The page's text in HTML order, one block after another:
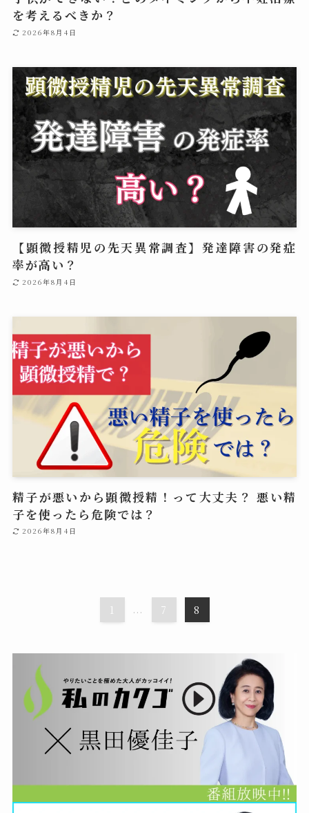
を考えるべきか？
2026年8月4日
【顕微授精児の先天異常調査】発達障害の発症
率が高い？
2026年8月4日
精子が悪いから顕微授精！って大丈夫？ 悪い精
子を使ったら危険では？
2026年8月4日
1 ... 7 8